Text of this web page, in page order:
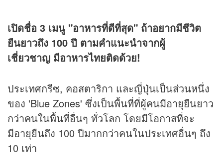
เปิดชื่อ 3 เมนู "อาหารที่ดีที่สุด" ถ้าอยากมีชีวิต
ยืนยาวถึง 100 ปี ตามคำแนะนำจากผู้
เชี่ยวชาญ มีอาหารไทยติดด้วย!
ประเทศกรีซ, คอสตาริกา และญี่ปุ่นเป็นส่วนหนึ่ง
ของ 'Blue Zones' ซึ่งเป็นพื้นที่ที่ผู้คนมีอายุยืนยาว
กว่าคนในพื้นที่อื่นๆ ทั่วโลก โดยมีโอกาสที่จะ
มีอายุยืนถึง 100 ปีมากกว่าคนในประเทศอื่นๆ ถึง
10 เท่า